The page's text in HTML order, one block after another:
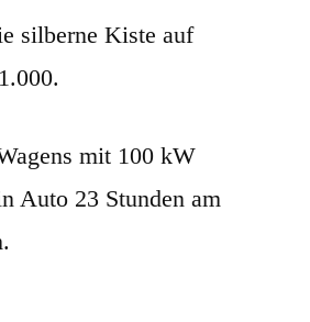
silberne Kiste auf
mit 100 kW
Auto 23 Stunden am